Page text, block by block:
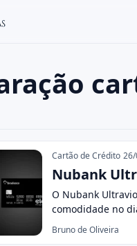
buscar ou ESC para
cartões
Cartão de Crédito
Nubank
O Nubank
comodidade no
Bruno de Oliveira